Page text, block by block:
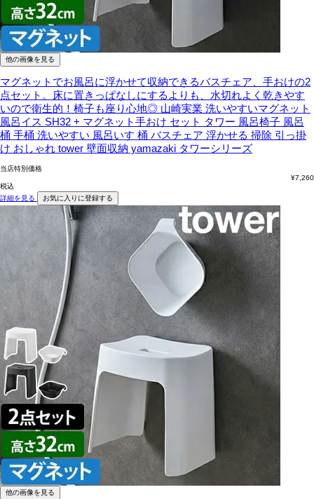
他の画像を見る
マグネットでお風呂に浮かせて収納できるバスチェア、手おけの2
点セット。床に置きっぱなしにするよりも、水切れよく乾きやす
いので衛生的！椅子も座り心地◎ 山崎実業 洗いやすいマグネット
風呂イス SH32 + マグネット手おけ セット タワー 風呂椅子 風呂
桶 手桶 洗いやすい 風呂いす 桶 バスチェア 浮かせる 掃除 引っ掛
け おしゃれ tower 壁面収納 yamazaki タワーシリーズ
当店特別価格
¥7,260
税込
詳細を見る
お気に入りに登録する
他の画像を見る